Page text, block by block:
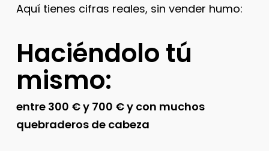
Aquí tienes cifras reales, sin vender humo:
Haciéndolo tú
mismo:
entre 300 € y 700 € y con muchos
quebraderos de cabeza